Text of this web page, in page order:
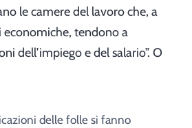
le camere del lavoro che, a
economiche, tendono a
dell’impiego e del salario”. O
delle folle si fanno